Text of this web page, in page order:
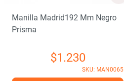
Manilla Madrid192 Mm Negro
Prisma
$1.230
SKU: MAN0065